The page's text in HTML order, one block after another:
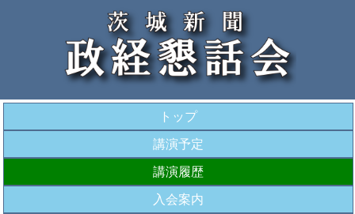
トップ
講演予定
講演履歴
入会案内